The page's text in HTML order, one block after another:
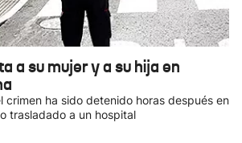
a su mujer y a su hija en
crimen ha sido detenido horas después en
trasladado a un hospital